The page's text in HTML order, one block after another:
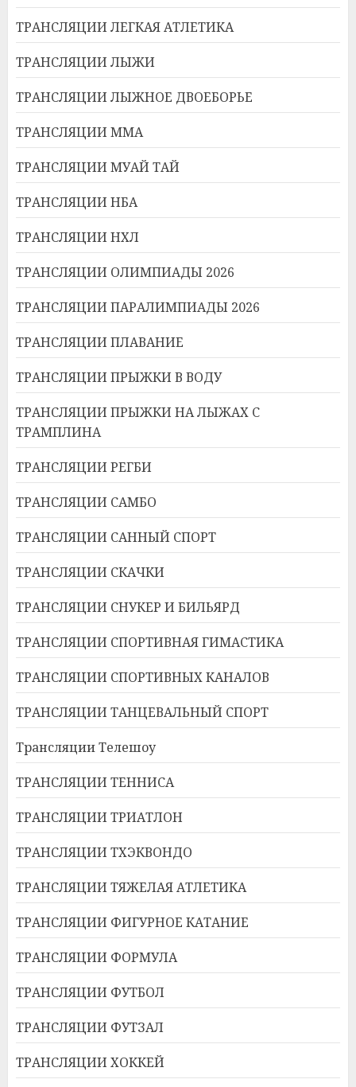
ТРАНСЛЯЦИИ ЛЕГКАЯ АТЛЕТИКА
ТРАНСЛЯЦИИ ЛЫЖИ
ТРАНСЛЯЦИИ ЛЫЖНОЕ ДВОЕБОРЬЕ
ТРАНСЛЯЦИИ ММА
ТРАНСЛЯЦИИ МУАЙ ТАЙ
ТРАНСЛЯЦИИ НБА
ТРАНСЛЯЦИИ НХЛ
ТРАНСЛЯЦИИ ОЛИМПИАДЫ 2026
ТРАНСЛЯЦИИ ПАРАЛИМПИАДЫ 2026
ТРАНСЛЯЦИИ ПЛАВАНИЕ
ТРАНСЛЯЦИИ ПРЫЖКИ В ВОДУ
ТРАНСЛЯЦИИ ПРЫЖКИ НА ЛЫЖАХ С
ТРАМПЛИНА
ТРАНСЛЯЦИИ РЕГБИ
ТРАНСЛЯЦИИ САМБО
ТРАНСЛЯЦИИ САННЫЙ СПОРТ
ТРАНСЛЯЦИИ СКАЧКИ
ТРАНСЛЯЦИИ СНУКЕР И БИЛЬЯРД
ТРАНСЛЯЦИИ СПОРТИВНАЯ ГИМАСТИКА
ТРАНСЛЯЦИИ СПОРТИВНЫХ КАНАЛОВ
ТРАНСЛЯЦИИ ТАНЦЕВАЛЬНЫЙ СПОРТ
Трансляции Телешоу
ТРАНСЛЯЦИИ ТЕННИСА
ТРАНСЛЯЦИИ ТРИАТЛОН
ТРАНСЛЯЦИИ ТХЭКВОНДО
ТРАНСЛЯЦИИ ТЯЖЕЛАЯ АТЛЕТИКА
ТРАНСЛЯЦИИ ФИГУРНОЕ КАТАНИЕ
ТРАНСЛЯЦИИ ФОРМУЛА
ТРАНСЛЯЦИИ ФУТБОЛ
ТРАНСЛЯЦИИ ФУТЗАЛ
ТРАНСЛЯЦИИ ХОККЕЙ